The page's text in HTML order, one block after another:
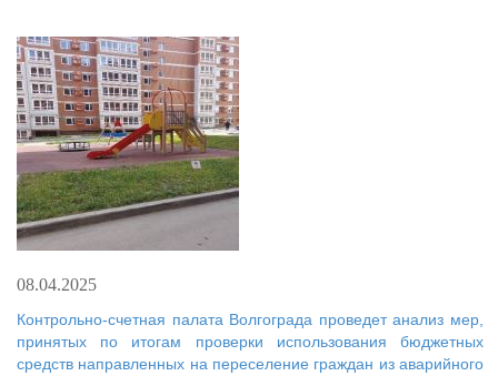
08.04.2025
Контрольно-счетная палата Волгограда проведет анализ мер,
принятых по итогам проверки использования бюджетных
средств направленных на переселение граждан из аварийного